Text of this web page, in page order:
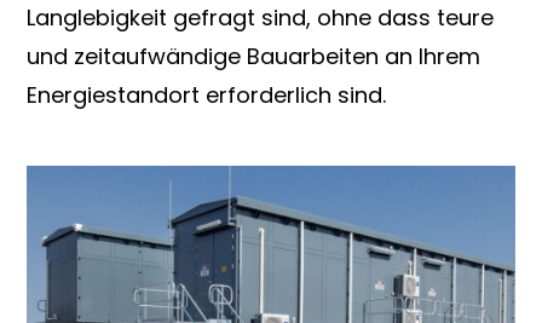
Langlebigkeit gefragt sind, ohne dass teure
und zeitaufwändige Bauarbeiten an Ihrem
Energiestandort erforderlich sind.